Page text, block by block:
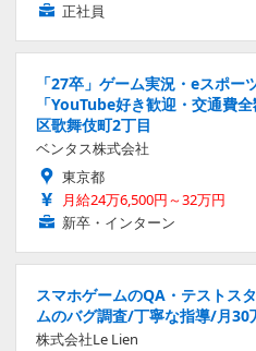
正社員
「27卒」ゲーム実況・eスポ
「YouTube好き歓迎・交通費
区歌舞伎町2丁目
ベンタス株式会社
東京都
月給24万6,500円～32万円
新卒・インターン
スマホゲームのQA・テストス
ムのバグ調査/丁寧な指導/月30
株式会社Le Lien